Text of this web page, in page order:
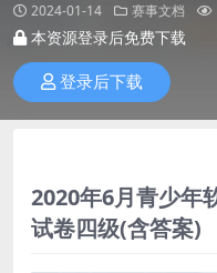
2024-01-14 赛事文档
本资源登录后免费下载
登录后下载
2020年6月青少年
试卷四级(含答案)